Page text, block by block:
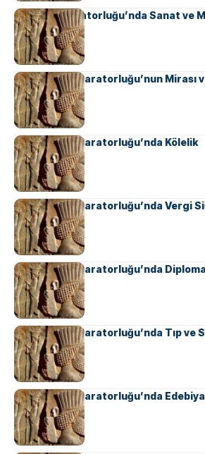
Sasani İmparatorluğu’nda Sanat ve
Ahameniş İmparatorluğu’nun Mirası
Ahameniş İmparatorluğu’nda Kölelik
Ahameniş İmparatorluğu’nda Vergi
Ahameniş İmparatorluğu’nda
Ahameniş İmparatorluğu’nda Tıp ve
Ahameniş İmparatorluğu’nda